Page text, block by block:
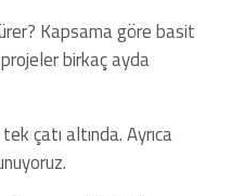
Kapsama göre basit
birkaç ayda
çatı altında. Ayrıca